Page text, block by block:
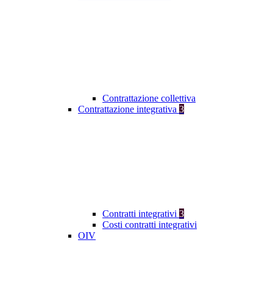
Contrattazione collettiva
Contrattazione integrativa 3
Contratti integrativi 3
Costi contratti integrativi
OIV